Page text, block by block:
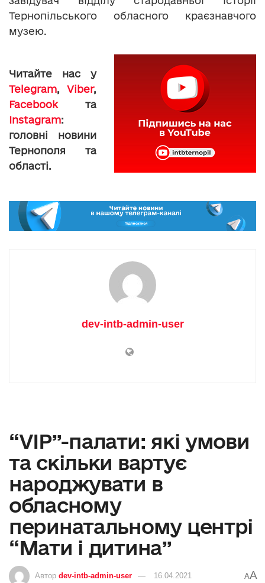
Тернопільського обласного краєзнавчого
музею.
Читайте нас у
Telegram, Viber,
Facebookта
Instagram:
головні новини
Тернополя та
області.
dev-intb-admin-user
“VIP”-палати: які умови
та скільки вартує
народжувати в
обласному
перинатальному центрі
“Мати і дитина”
Автор dev-intb-admin-user 16.04.2021 AA